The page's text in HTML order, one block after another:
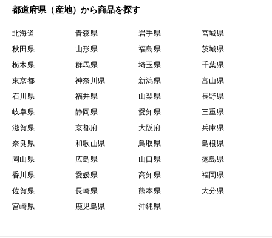
都道府県（産地）から商品を探す
北海道 青森県 岩手県
宮城県
秋田県
山形県 福島県
茨城県
栃木県
群馬県 埼玉県
千葉県
東京都
神奈川県 新潟県
富山県
石川県
福井県 山梨県
長野県
岐阜県
静岡県 愛知県
三重県
滋賀県
京都府 大阪府
兵庫県
奈良県
和歌山県 鳥取県
島根県
岡山県
広島県 山口県
徳島県
香川県
愛媛県 高知県
福岡県
佐賀県
長崎県 熊本県
大分県
宮崎県
鹿児島県 沖縄県